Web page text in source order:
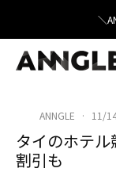
＼
ANNGLE · 11/
タイのホテ
割引も